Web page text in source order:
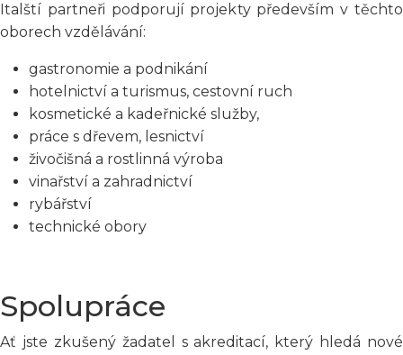
Italští partneři podporují projekty především v těchto
oborech vzdělávání:
gastronomie a podnikání
hotelnictví a turismus, cestovní ruch
kosmetické a kadeřnické služby,
práce s dřevem, lesnictví
živočišná a rostlinná výroba
vinařství a zahradnictví
rybářství
technické obory
Spolupráce
Ať jste zkušený žadatel s akreditací, který hledá nové